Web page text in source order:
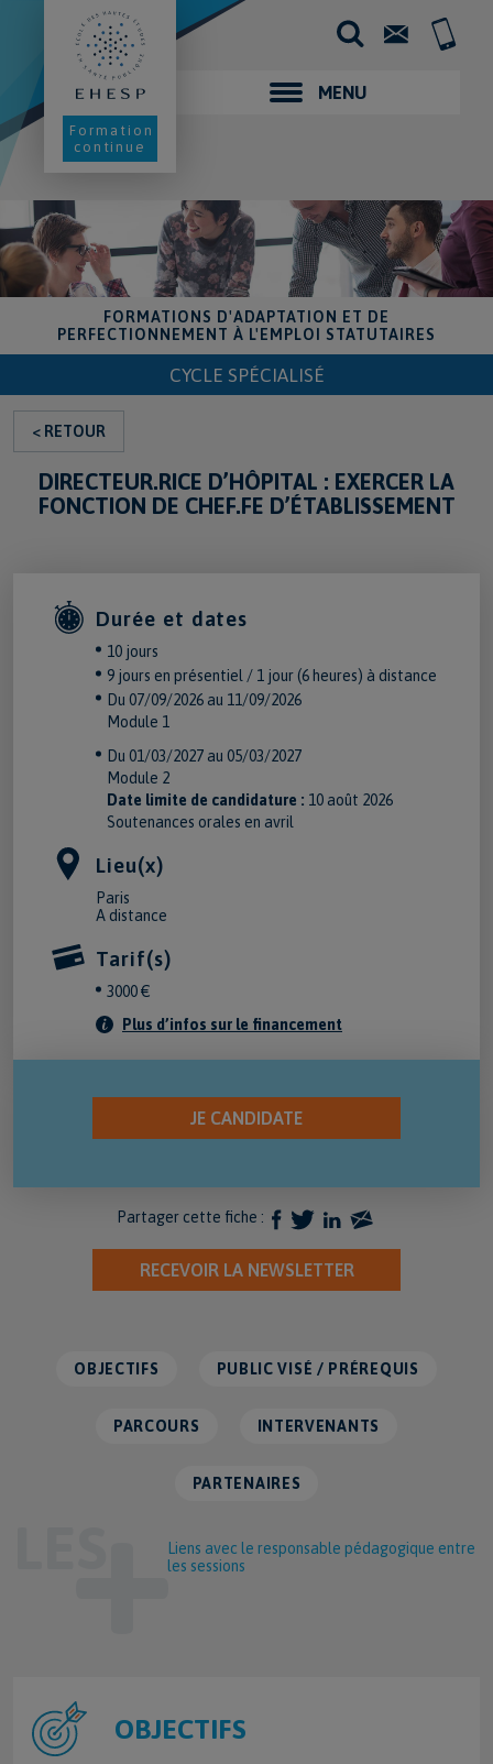
MENU
Contact+33
(0)2
Formation
continue
FORMATIONS D'ADAPTATION ET DE
PERFECTIONNEMENT À L'EMPLOI STATUTAIRES
CYCLE SPÉCIALISÉ
< RETOUR
DIRECTEUR.RICE D’HÔPITAL : EXERCER LA
FONCTION DE CHEF.FE D’ÉTABLISSEMENT
Durée et dates
10 jours
9 jours en présentiel / 1 jour (6 heures) à distance
Du 07/09/2026 au 11/09/2026
Module 1
Du 01/03/2027 au 05/03/2027
Module 2
Date limite de candidature : 10 août 2026
Soutenances orales en avril
Lieu(x)
Paris
A distance
Tarif(s)
3000 €
Plus d’infos sur le financement
Partager cette fiche :
RECEVOIR LA NEWSLETTER
OBJECTIFS PUBLIC VISÉ / PRÉREQUIS
PARCOURS INTERVENANTS
PARTENAIRES
Liens avec le responsable pédagogique entre
les sessions
OBJECTIFS